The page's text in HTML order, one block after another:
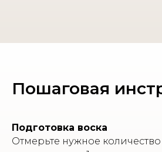
Пошаговая
Подготовка воска
Отмерьте нужное количество